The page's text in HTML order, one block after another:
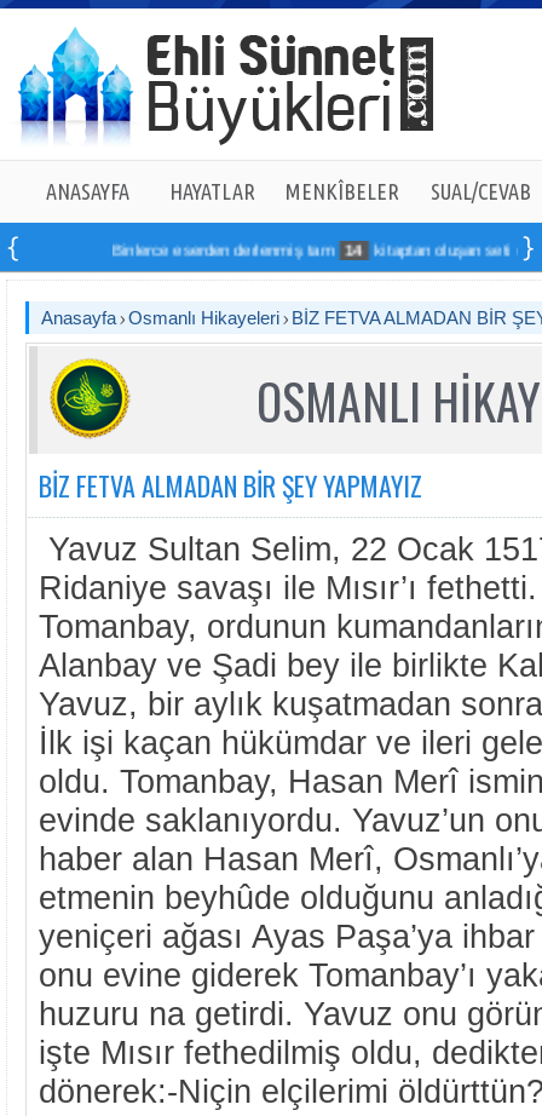
ANASAYFA HAYATLAR MENKÎBELER SUAL/CEVAB
Binlerce eserden derlenmiş tam 14 kitaptan oluşan seti online
Anasayfa Osmanlı Hikayeleri BİZ FETVA ALMADAN BİR
OSMANLI
BİZ FETVA ALMADAN BİR ŞEY YAPMAYIZ
Yavuz Sultan Selim, 22 Ocak
Ridaniye savaşı ile Mısır’ı
Tomanbay, ordunun
Alanbay ve Şadi bey ile birlikte
Yavuz, bir aylık kuşatmadan
İlk işi kaçan hükümdar ve ileri
oldu. Tomanbay, Hasan Merî
evinde saklanıyordu. Yavuz’un
haber alan Hasan Merî,
etmenin beyhûde olduğunu
yeniçeri ağası Ayas Paşa’ya
onu evine giderek Tomanbay’ı
huzuru na getirdi. Yavuz onu
işte Mısır fethedilmiş oldu,
dönerek:-Niçin elçilerimi